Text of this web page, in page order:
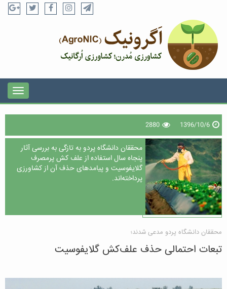
1396/10/6
2880
محققان دانشگاه پردو به تازگی به بررسی آثار
پنجاه سال استفاده از علف کش پرمصرف
گلایفوسیت و پیامدهای حذف آن از کشاورزی
پرداخته‌اند.
محققان دانشگاه پردو مدعی شدند؛
تبعات احتمالی حذف علف‌کش گلایفوسیت